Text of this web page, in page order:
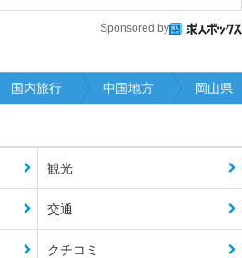
Sponsored by
国内旅行 中国地方 岡山県
観光
交通
クチコミ